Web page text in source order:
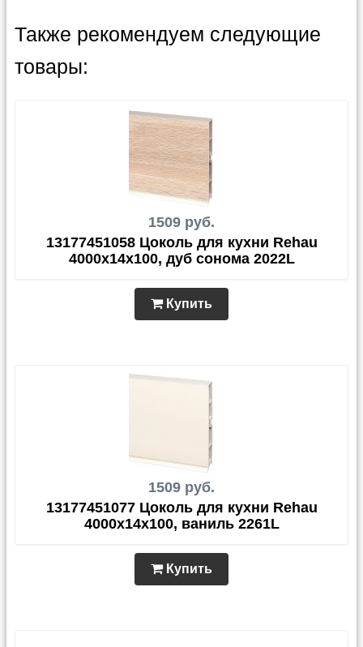
Также рекомендуем следующие
товары:
1509 руб.
13177451058 Цоколь для кухни Rehau
4000х14х100, дуб сонома 2022L
Купить
1509 руб.
13177451077 Цоколь для кухни Rehau
4000х14х100, ваниль 2261L
Купить